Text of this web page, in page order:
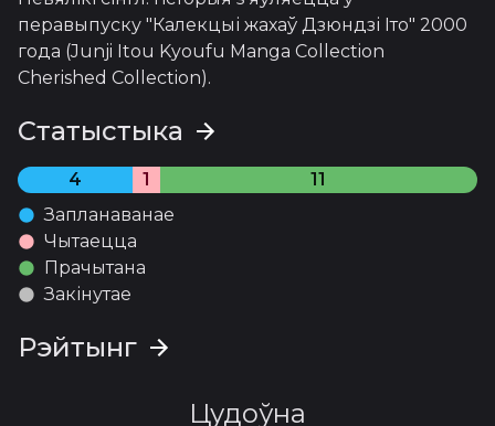
перавыпуску "Калекцыі жахаў Дзюндзі Іто" 2000
года (Junji Itou Kyoufu Manga Collection
Cherished Collection).
Статыстыка
4 1
11
Запланаванае
Чытаецца
Прачытана
Закінутае
Рэйтынг
Цудоўна